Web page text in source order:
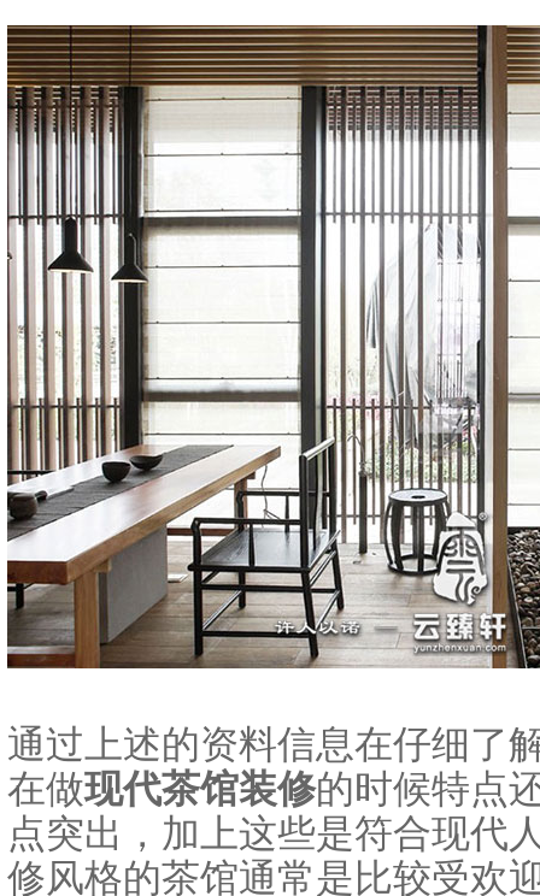
通过上述的资料信息在仔细了
在做现代茶馆装修的时候特点
点突出，加上这些是符合现代
修风格的茶馆通常是比较受欢